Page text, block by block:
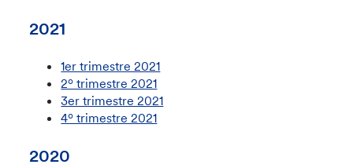
2021
1er trimestre 2021
2º trimestre 2021
3er trimestre 2021
4º trimestre 2021
2020